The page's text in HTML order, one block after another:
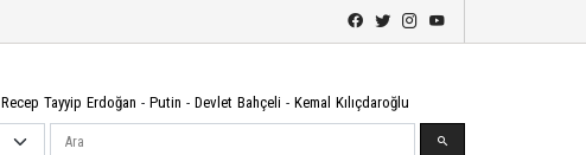
Recep Tayyip Erdoğan - Putin - Devlet Bahçeli - Kemal Kılıçdaroğlu
Ara